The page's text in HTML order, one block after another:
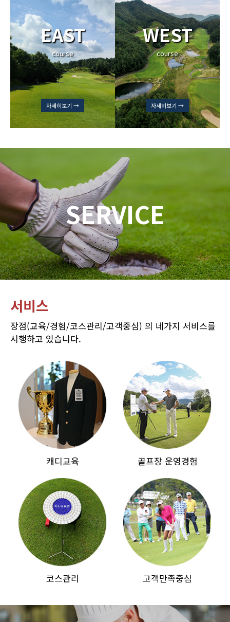
EAST
course
자세히보기 →
WEST
course
자세히보기 →
SERVICE
서비스
장점(교육/경험/코스관리/고객중심) 의 네가지 서비스를
시행하고 있습니다.
캐디교육 골프장 운영경험
코스관리 고객만족중심